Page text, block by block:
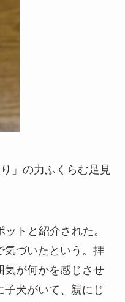
」の力ふくらむ足見
トと紹介された。
気づいたという。拝
気が何かを感じさせ
子犬がいて、親にじ